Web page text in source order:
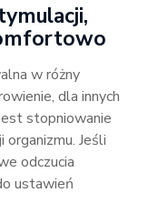
w różny
dla innych
stopniowanie
Jeśli
odczucia
ustawień